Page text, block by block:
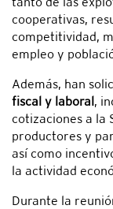
cooperativas,
competitividad,
empleo y
Además, han
fiscal y laboral,
cotizaciones a la
productores y
así como
la actividad
Durante la